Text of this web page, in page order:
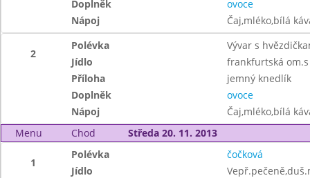
Doplněk
ovoce
Nápoj
Čaj,mléko,bílá
2
Polévka
Vývar s
Jídlo
frankfurtská
Příloha
jemný knedlík
Doplněk
ovoce
Nápoj
Čaj,mléko,bílá
Menu
Chod Středa 20. 11. 2013
1
Polévka
čočková
Jídlo